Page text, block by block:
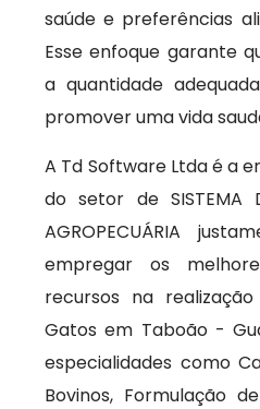
saúde e preferências
Esse enfoque garante
a quantidade
promover uma vida
A Td Software Ltda é a
do setor de SISTEMA
AGROPECUÁRIA
empregar os
recursos na
Gatos em Taboão -
especialidades como
Bovinos, Formulação